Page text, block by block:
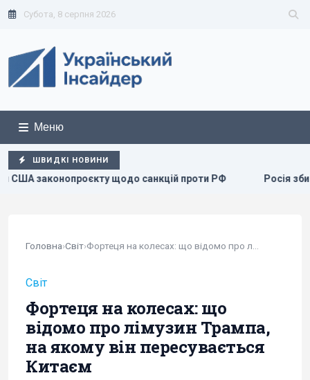
Субота, 8 серпня 2026
Меню
ШВИДКІ НОВИНИ
проти РФ Росія збирається остаточно анексувати
Головна›Світ›
Світ
Фортеця на колесах: що
відомо про лімузин Трампа,
на якому він пересувається
Китаєм